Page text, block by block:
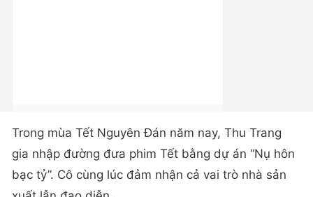
Trong mùa Tết Nguyên Đán năm nay, Thu Trang
gia nhập đường đưa phim Tết bằng dự án “Nụ hôn
bạc tỷ”. Cô cùng lúc đảm nhận cả vai trò nhà sản